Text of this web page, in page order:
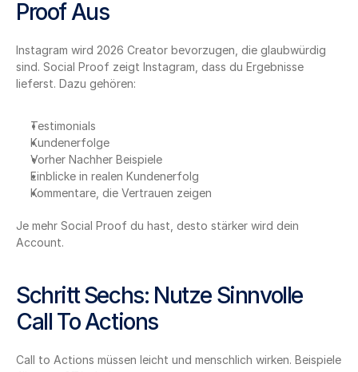
Proof Aus
Instagram wird 2026 Creator bevorzugen, die glaubwürdig
sind. Social Proof zeigt Instagram, dass du Ergebnisse
lieferst. Dazu gehören:
Testimonials
Kundenerfolge
Vorher Nachher Beispiele
Einblicke in realen Kundenerfolg
Kommentare, die Vertrauen zeigen
Je mehr Social Proof du hast, desto stärker wird dein
Account.
Schritt Sechs: Nutze Sinnvolle
Call To Actions
Call to Actions müssen leicht und menschlich wirken. Beispiele